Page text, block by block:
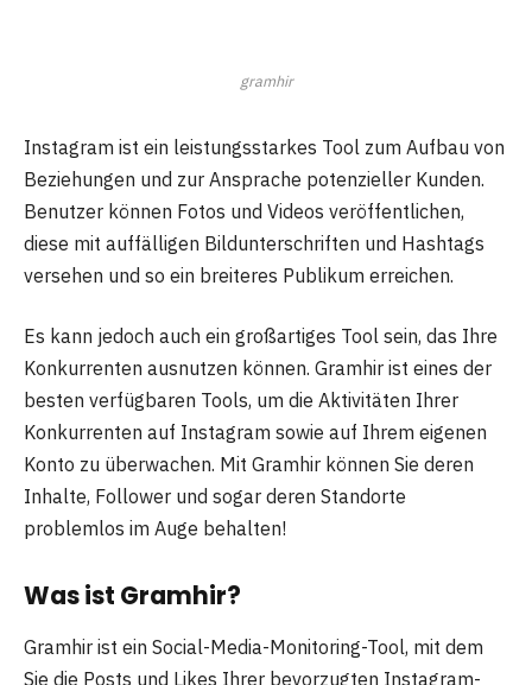
gramhir
Instagram ist ein leistungsstarkes Tool zum Aufbau von
Beziehungen und zur Ansprache potenzieller Kunden.
Benutzer können Fotos und Videos veröffentlichen,
diese mit auffälligen Bildunterschriften und Hashtags
versehen und so ein breiteres Publikum erreichen.
Es kann jedoch auch ein großartiges Tool sein, das Ihre
Konkurrenten ausnutzen können. Gramhir ist eines der
besten verfügbaren Tools, um die Aktivitäten Ihrer
Konkurrenten auf Instagram sowie auf Ihrem eigenen
Konto zu überwachen. Mit Gramhir können Sie deren
Inhalte, Follower und sogar deren Standorte
problemlos im Auge behalten!
Was ist Gramhir?
Gramhir ist ein Social-Media-Monitoring-Tool, mit dem
Sie die Posts und Likes Ihrer bevorzugten Instagram-